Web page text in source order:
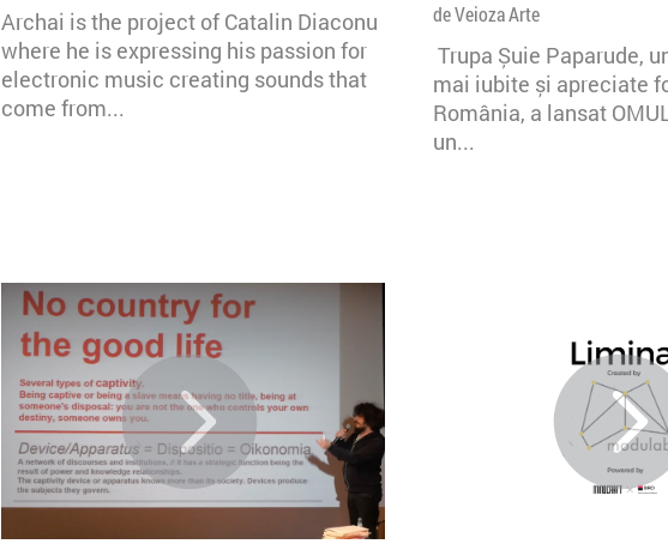
Archai is the project of Catalin Diaconu
where he is expressing his passion for
electronic music creating sounds that
come from...
de Veioza Arte
Trupa Șuie Paparude,
mai iubite și apreciate
România, a lansat
un...